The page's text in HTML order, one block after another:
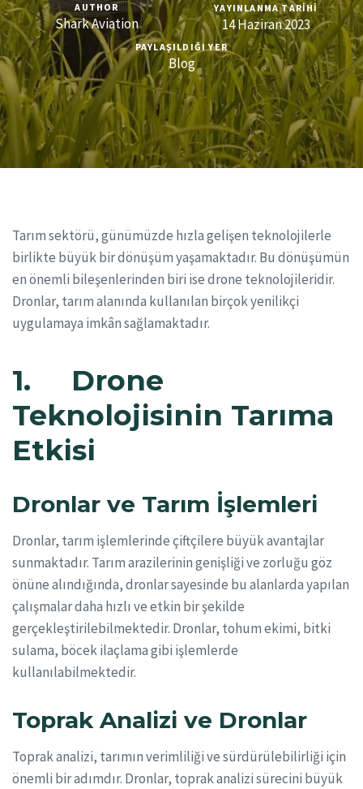
AUTHOR
Shark Aviation
YAYINLANMA TARIHI
14 Haziran 2023
PAYLAŞILDIĞI YER
Blog
Tarım sektörü, günümüzde hızla gelişen teknolojilerle
birlikte büyük bir dönüşüm yaşamaktadır. Bu dönüşümün
en önemli bileşenlerinden biri ise drone teknolojileridir.
Dronlar, tarım alanında kullanılan birçok yenilikçi
uygulamaya imkân sağlamaktadır.
1. Drone
Teknolojisinin Tarıma
Etkisi
Dronlar ve Tarım İşlemleri
Dronlar, tarım işlemlerinde çiftçilere büyük avantajlar
sunmaktadır. Tarım arazilerinin genişliği ve zorluğu göz
önüne alındığında, dronlar sayesinde bu alanlarda yapılan
çalışmalar daha hızlı ve etkin bir şekilde
gerçekleştirilebilmektedir. Dronlar, tohum ekimi, bitki
sulama, böcek ilaçlama gibi işlemlerde
kullanılabilmektedir.
Toprak Analizi ve Dronlar
Toprak analizi, tarımın verimliliği ve sürdürülebilirliği için
önemli bir adımdır. Dronlar, toprak analizi sürecini büyük